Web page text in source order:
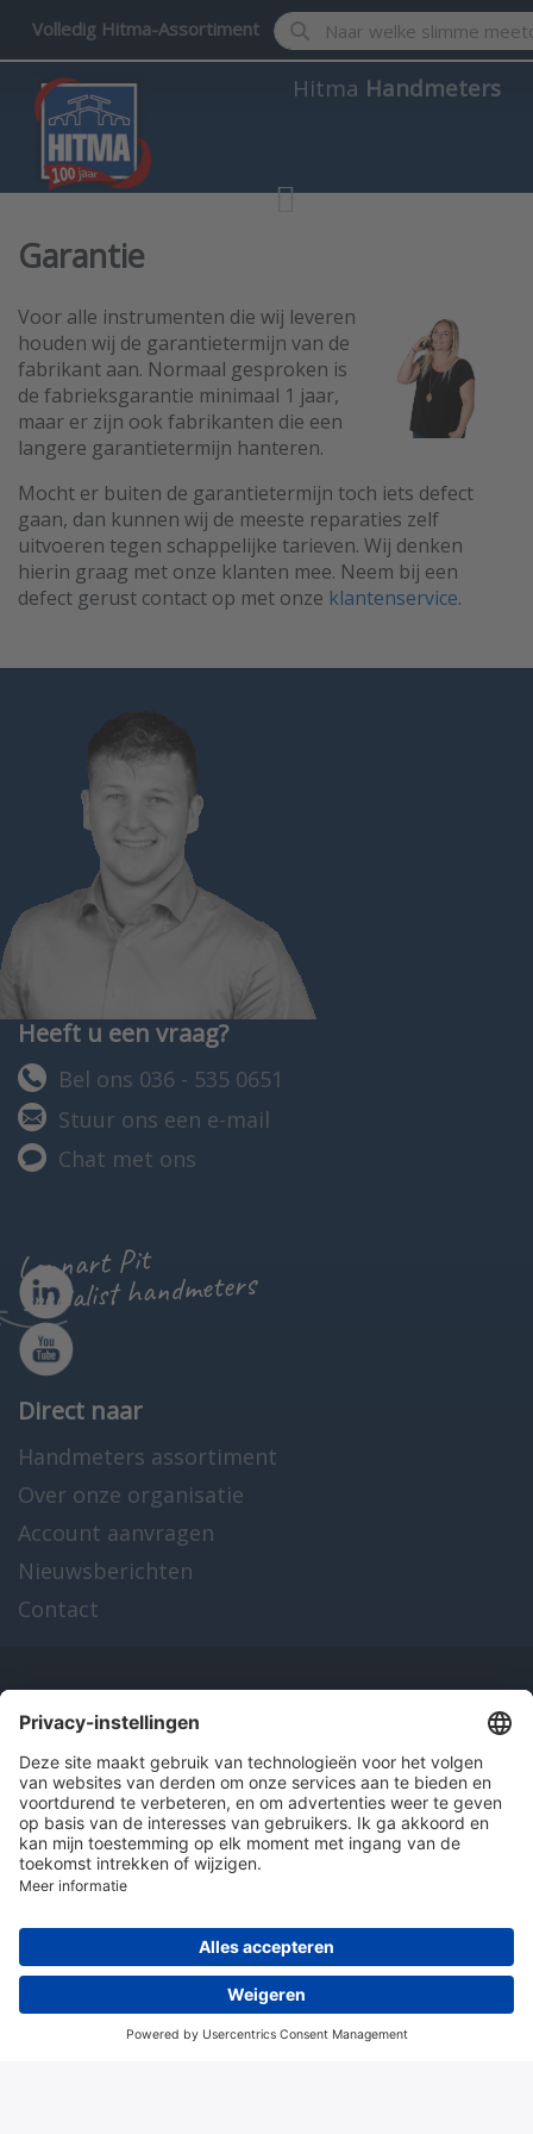
Volledig Hitma-Assortiment Enter a search term.
Hitma Handmeters
Garantie
Voor alle instrumenten die wij leveren
houden wij de garantietermijn van de
fabrikant aan. Normaal gesproken is
de fabrieksgarantie minimaal 1 jaar,
maar er zijn ook fabrikanten die een
langere garantietermijn hanteren.
Mocht er buiten de garantietermijn toch iets defect
gaan, dan kunnen wij de meeste reparaties zelf
uitvoeren tegen schappelijke tarieven. Wij denken
hierin graag met onze klanten mee. Neem bij een
defect gerust contact op met onze klantenservice.
Heeft u een vraag?
Bel ons 036 - 535 0651
Stuur ons een e-mail
Chat met ons
Lennart Pit
specialist handmeters
Direct naar
Handmeters assortiment
Over onze organisatie
Account aanvragen
Nieuwsberichten
Contact
Onze producten
en diensten
Over Hitma
Algemene voorwaarden Disclaimer
Colofon
© 2026 Hitma B.V.